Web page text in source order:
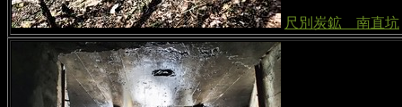
尺別炭鉱 南直坑